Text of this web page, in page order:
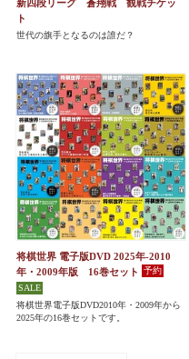
新四段リーグ 蒼翔戦 観戦チケッ
ト
世代の旗手となるのは誰だ？
将棋世界 電子版DVD 2025年-2010
年・2009年版 16巻セット
将棋世界電子版DVD2010年・2009年から
2025年の16巻セットです。